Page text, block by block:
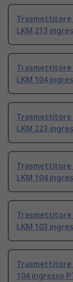
Trasmettitore
LKM 213
Trasmettitore
LKM 104
Trasmettitore
LKM 223
Trasmettitore
LKM 104
Trasmettitore
LKM 103
Trasmettitore
104 ingresso